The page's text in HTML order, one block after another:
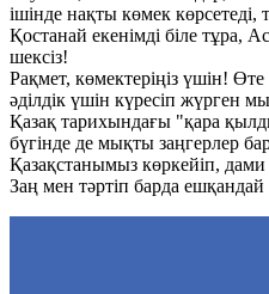
ішінде нақты көмек көрсетеді,
Қостанай екенімді біле тұра,
шексіз!
Рақмет, көмектеріңіз үшін!
әділдік үшін күресіп жүрген
Қазақ тарихындағы "қара
бүгінде де мықты заңгерлер
Қазақстанымыз көркейіп, дами
Заң мен тәртіп барда